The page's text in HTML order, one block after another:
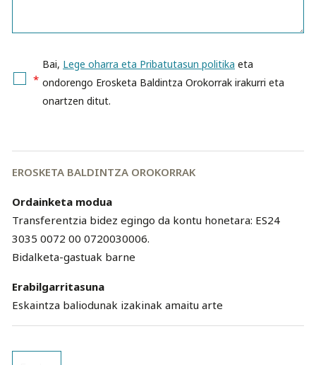
*
Bai, Lege oharra eta Pribatutasun politika eta
ondorengo Erosketa Baldintza Orokorrak irakurri eta
onartzen ditut.
EROSKETA BALDINTZA OROKORRAK
Ordainketa modua
Transferentzia bidez egingo da kontu honetara: ES24
3035 0072 00 0720030006.
Bidalketa-gastuak barne
Erabilgarritasuna
Eskaintza baliodunak izakinak amaitu arte